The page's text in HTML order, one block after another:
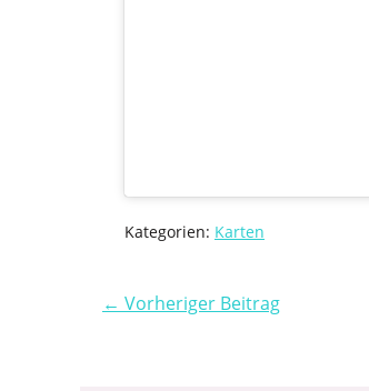
Kategorien: Karten
← Vorheriger Beitrag